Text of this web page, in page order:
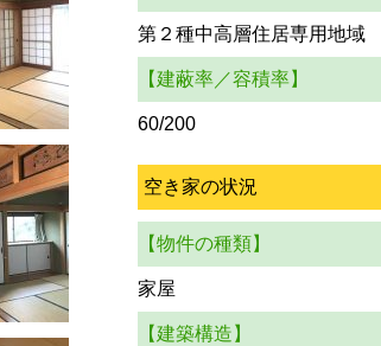
第２種中高層住居専用地域
【建蔽率／容積率】
60/200
空き家の状況
【物件の種類】
家屋
【建築構造】